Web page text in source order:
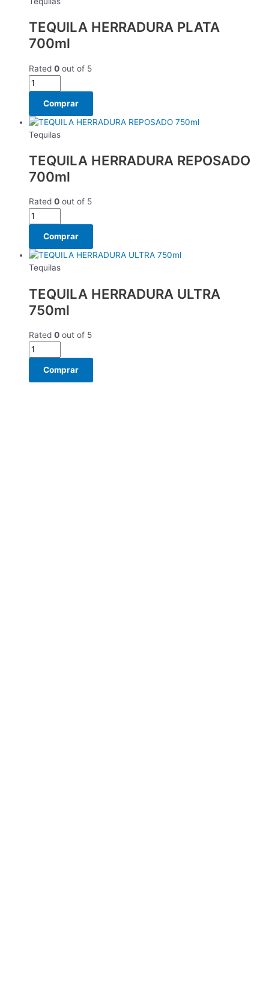
TEQUILA HERRADURA PLATA
700ml
Rated 0 out of 5
Comprar
Tequilas
TEQUILA HERRADURA REPOSADO
700ml
Rated 0 out of 5
Comprar
Tequilas
TEQUILA HERRADURA ULTRA
750ml
Rated 0 out of 5
Comprar